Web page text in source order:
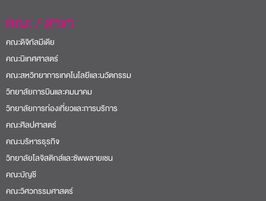
คณะ / สาขา
คณะดิจิทัลมีเดีย
คณะนิเทศศาสตร์
คณะสหวิทยาการเทคโนโลยีและนวัตกรรม
วิทยาลัยการบินและคมนาคม
วิทยาลัยการท่องเที่ยวและการบริการ
คณะศิลปศาสตร์
คณะบริหารธุรกิจ
วิทยาลัยโลจิสติกส์และซัพพลายเชน
คณะบัญชี
คณะวิศวกรรมศาสตร์